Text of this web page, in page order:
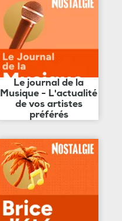
Le journal de la
Musique - L'actualité
de vos artistes
préférés